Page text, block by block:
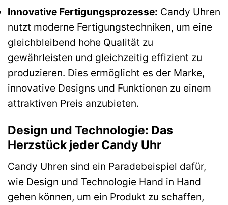
Innovative Fertigungsprozesse: Candy Uhren
nutzt moderne Fertigungstechniken, um eine
gleichbleibend hohe Qualität zu
gewährleisten und gleichzeitig effizient zu
produzieren. Dies ermöglicht es der Marke,
innovative Designs und Funktionen zu einem
attraktiven Preis anzubieten.
Design und Technologie: Das
Herzstück jeder Candy Uhr
Candy Uhren sind ein Paradebeispiel dafür,
wie Design und Technologie Hand in Hand
gehen können, um ein Produkt zu schaffen,